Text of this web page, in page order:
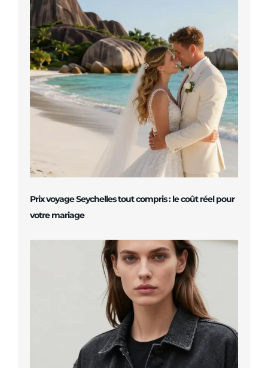
Prix voyage Seychelles tout compris : le coût réel pour
votre mariage